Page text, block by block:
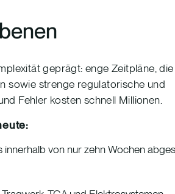
geprägt: enge Zeitpläne, die
sowie strenge regulatorische und
Fehler kosten schnell Millionen.
innerhalb von nur zehn Wochen